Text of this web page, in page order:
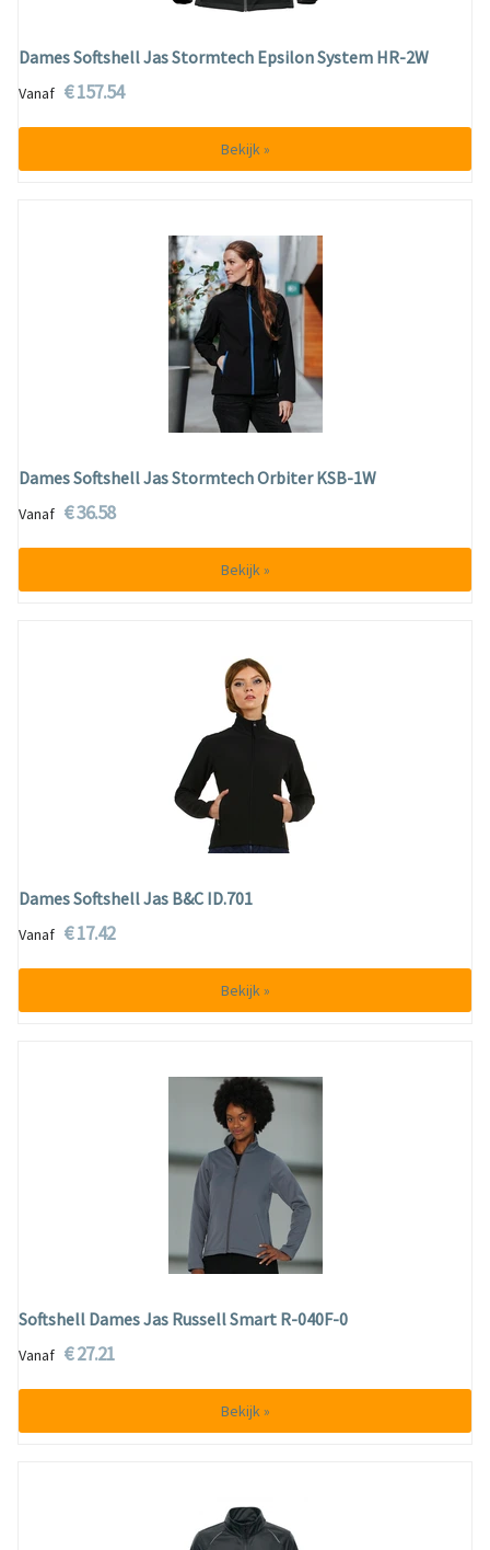
Dames Softshell Jas Stormtech Epsilon System HR-2W
Vanaf € 157.54
Bekijk »
Dames Softshell Jas Stormtech Orbiter KSB-1W
Vanaf € 36.58
Bekijk »
Dames Softshell Jas B&C ID.701
Vanaf € 17.42
Bekijk »
Softshell Dames Jas Russell Smart R-040F-0
Vanaf € 27.21
Bekijk »